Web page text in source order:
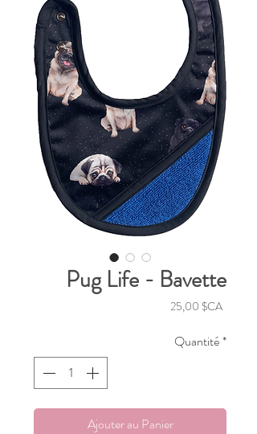
Pug Life - Bavette
25,00 $CAPrix
Quantité*
Ajouter au Panier